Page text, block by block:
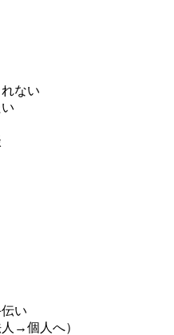
ない
い
→個人へ）